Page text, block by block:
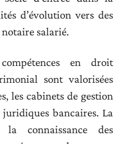
d’évolution vers des
salarié.
en droit
sont valorisées
les cabinets de gestion
bancaires. La
connaissance des